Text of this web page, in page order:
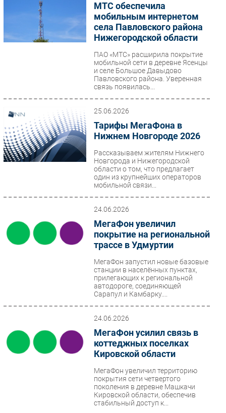
МТС обеспечила
мобильным интернетом
села Павловского района
Нижегородской области
ПАО «МТС» расширила покрытие
мобильной сети в деревне Ясенцы
и селе Большое Давыдово
Павловского района. Уверенная
связь появилась...
25.06.2026
Тарифы МегаФона в
Нижнем Новгороде 2026
Рассказываем жителям Нижнего
Новгорода и Нижегородской
области о том, что предлагает
один из крупнейших операторов
мобильной связи...
24.06.2026
МегаФон увеличил
покрытие на региональной
трассе в Удмуртии
МегаФон запустил новые базовые
станции в населённых пунктах,
прилегающих к региональной
автодороге, соединяющей
Сарапул и Камбарку....
24.06.2026
МегаФон усилил связь в
коттеджных поселках
Кировской области
МегаФон увеличил территорию
покрытия сети четвертого
поколения в деревне Машкачи
Кировской области, обеспечив
стабильный доступ к...